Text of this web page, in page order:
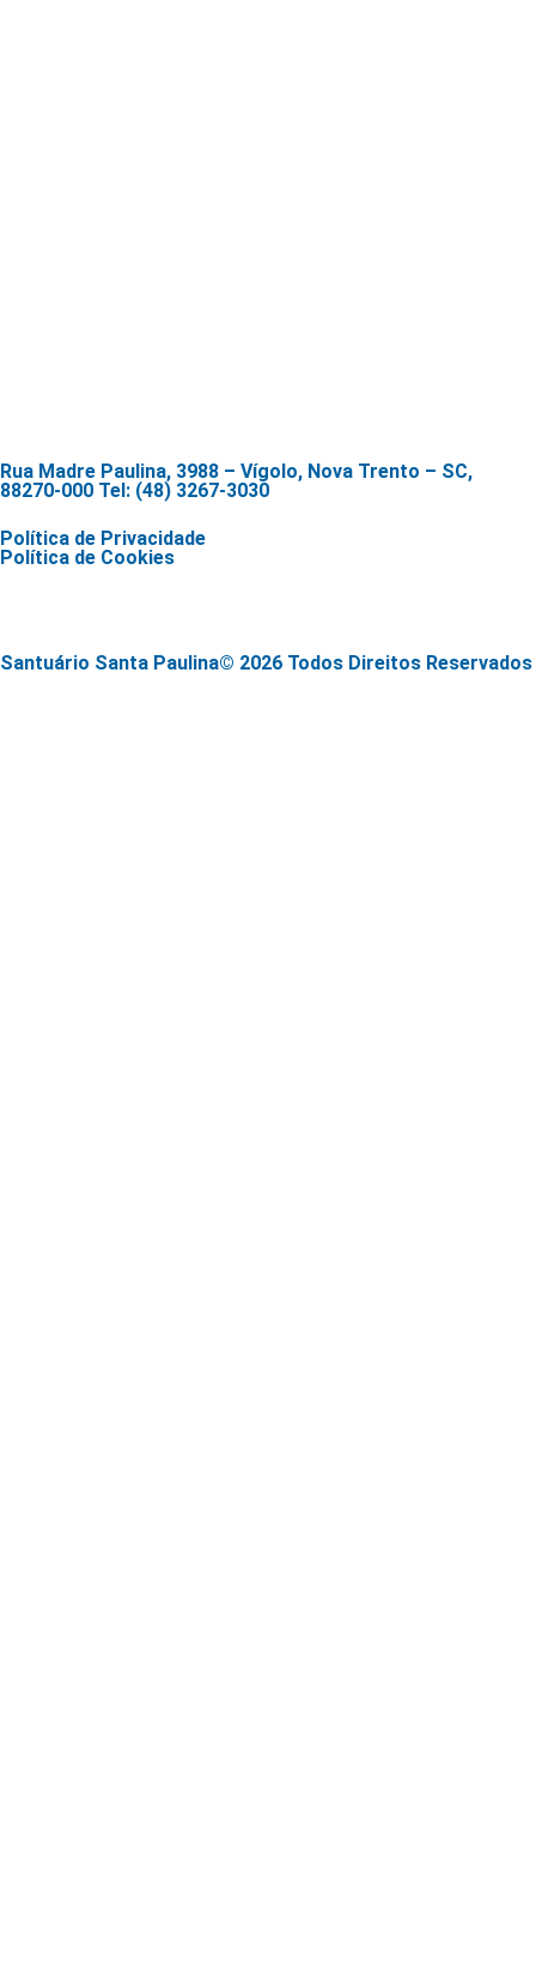
Rua Madre Paulina, 3988 – Vígolo, Nova Trento – SC,
88270-000 Tel: (48) 3267-3030
Política de Privacidade
Política de Cookies
Santuário Santa Paulina© 2026 Todos Direitos Reservados